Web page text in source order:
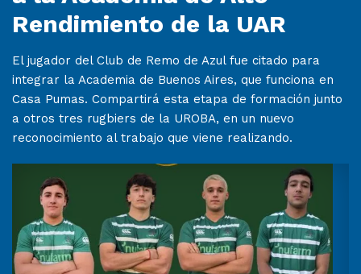
Rendimiento de la UAR
El jugador del Club de Remo de Azul fue citado para
integrar la Academia de Buenos Aires, que funciona en
Casa Pumas. Compartirá esta etapa de formación junto
a otros tres rugbiers de la UROBA, en un nuevo
reconocimiento al trabajo que viene realizando.